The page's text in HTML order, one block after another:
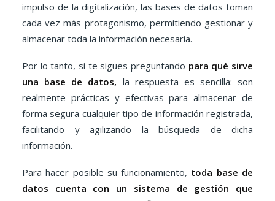
impulso de la digitalización, las bases de datos toman
cada vez más protagonismo, permitiendo gestionar y
almacenar toda la información necesaria.
Por lo tanto, si te sigues preguntando para qué sirve
una base de datos, la respuesta es sencilla: son
realmente prácticas y efectivas para almacenar de
forma segura cualquier tipo de información registrada,
facilitando y agilizando la búsqueda de dicha
información.
Para hacer posible su funcionamiento, toda base de
datos cuenta con un sistema de gestión que